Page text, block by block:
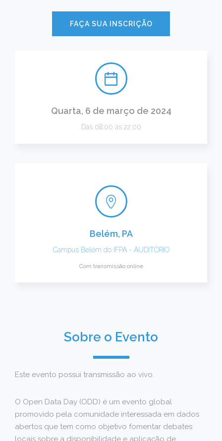
FAÇA SUA INSCRIÇÃO
Quarta, 6 de março de 2024
Das 08:00 às 22:00
Belém, PA
Campus Belém do IFPA - AUDITÓRIO
Com transmissão online
Sobre o Evento
Este evento possui transmissão ao vivo.
O Open Data Day (ODD) é um evento global
promovido pela comunidade interessada em dados
abertos que tem como objetivo fomentar debates
locais sobre a disponibilidade e aplicação de